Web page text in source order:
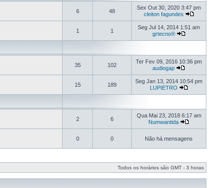
6 48
Sex Out 30, 2020 3:47 pm
cleiton fagundes
1 1
Seg Jul 14, 2014 1:51 am
grtecno®
35 102
Ter Fev 09, 2016 10:36 pm
audiogap
15 189
Seg Jan 13, 2014 10:54 pm
LUPIETRO
2 6
Qua Mai 23, 2018 6:17 am
Numwantida
0 0 Não há mensagens
Todos os horários são GMT - 3 horas